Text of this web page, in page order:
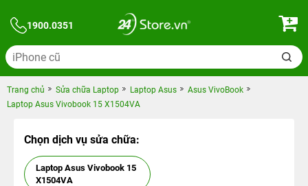
1900.0351
Trang chủ Sửa chữa Laptop Laptop Asus
Asus VivoBook
Laptop Asus Vivobook 15 X1504VA
Chọn dịch vụ sửa chữa:
Laptop Asus Vivobook 15
X1504VA